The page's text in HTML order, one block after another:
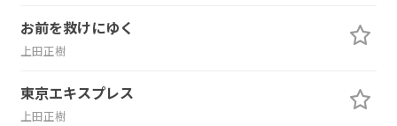
お前を救けにゆく
上田正樹
東京エキスプレス
上田正樹